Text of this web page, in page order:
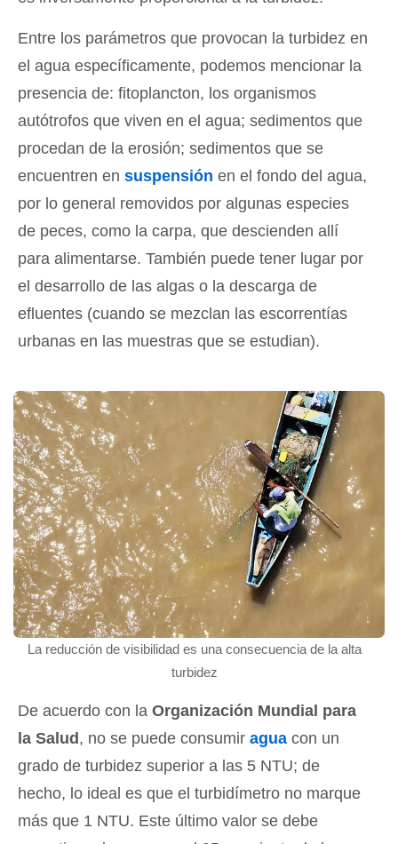
Entre los parámetros que provocan la turbidez en
el agua específicamente, podemos mencionar la
presencia de: fitoplancton, los organismos
autótrofos que viven en el agua; sedimentos que
procedan de la erosión; sedimentos que se
encuentren en suspensión en el fondo del agua,
por lo general removidos por algunas especies
de peces, como la carpa, que descienden allí
para alimentarse. También puede tener lugar por
el desarrollo de las algas o la descarga de
efluentes (cuando se mezclan las escorrentías
urbanas en las muestras que se estudian).
La reducción de visibilidad es una consecuencia de la alta
turbidez
De acuerdo con la Organización Mundial para
la Salud , no se puede consumir agua con un
grado de turbidez superior a las 5 NTU; de
hecho, lo ideal es que el turbidímetro no marque
más que 1 NTU. Este último valor se debe